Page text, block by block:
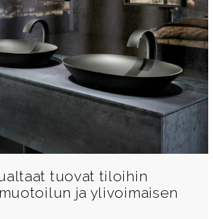
tuovat tiloihin
ja ylivoimaisen